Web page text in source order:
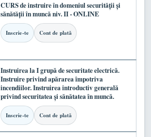
CURS de instruire în domeniul securității și
sănătății în muncă niv. II - ONLINE
Inscrie-te Cont de plată
Instruirea la I grupă de securitate electrică.
Instruire privind apărarea împotriva
incendiilor. Instruirea introductiv generală
privind securitatea și sănătatea în muncă.
Inscrie-te Cont de plată